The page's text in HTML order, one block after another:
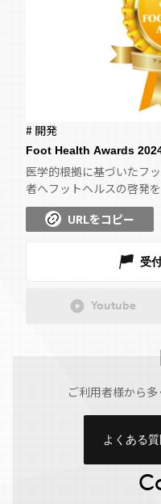
# 開発
Foot Health Awards
医学的根拠に基づいたフ
者へフットヘルスの啓発
URLをコピー
受
Youtube
ご利用者様から
よくある